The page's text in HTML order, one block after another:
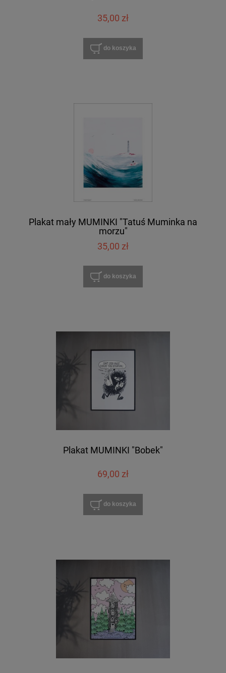
35,00 zł
do koszyka
Plakat mały MUMINKI "Tatuś Muminka na
morzu"
35,00 zł
do koszyka
Plakat MUMINKI "Bobek"
69,00 zł
do koszyka